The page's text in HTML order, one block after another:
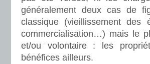
généralement deux cas de
classique (vieillissement des
commercialisation…) mais le
et/ou volontaire : les
bénéfices ailleurs.